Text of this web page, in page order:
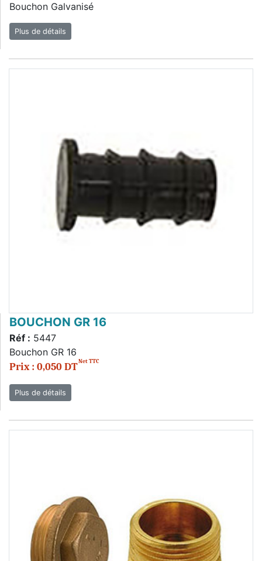
Bouchon Galvanisé
Plus de détails
BOUCHON GR 16
Réf : 5447
Bouchon GR 16
Prix : 0,050 DTNet TTC
Plus de détails